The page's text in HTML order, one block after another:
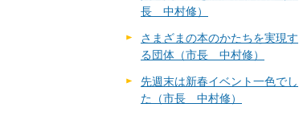
長 中村修）
さまざまの本のかたちを実現す
る団体（市長 中村修）
先週末は新春イベント一色でし
た（市長 中村修）